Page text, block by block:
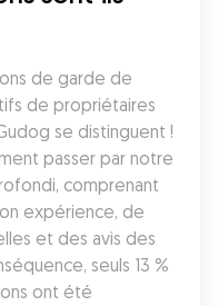
de garde de
de propriétaires
se distinguent !
passer par notre
comprenant
expérience, de
et des avis des
seuls 13 %
ont été